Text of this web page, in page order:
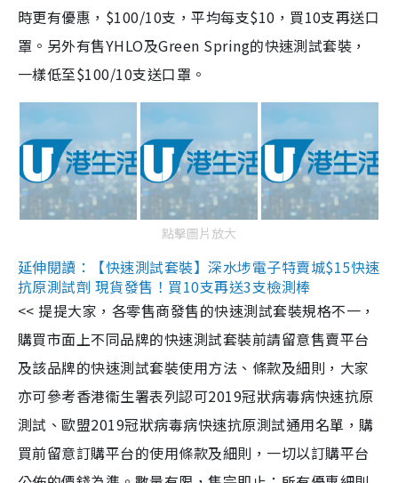
時更有優惠，$100/10支，平均每支$10，買10支再送口
罩。另外有售YHLO及Green Spring的快速測試套裝，
一樣低至$100/10支送口罩。
點擊圖片放大
延伸閱讀：【快速測試套裝】深水埗電子特賣城$15快速
抗原測試劑 現貨發售！買10支再送3支檢測棒
<< 提提大家，各零售商發售的快速測試套裝規格不一，
購買市面上不同品牌的快速測試套裝前請留意售賣平台
及該品牌的快速測試套裝使用方法、條款及細則，大家
亦可參考香港衞生署表列認可2019冠狀病毒病快速抗原
測試、歐盟2019冠狀病毒病快速抗原測試通用名單，購
買前留意訂購平台的使用條款及細則，一切以訂購平台